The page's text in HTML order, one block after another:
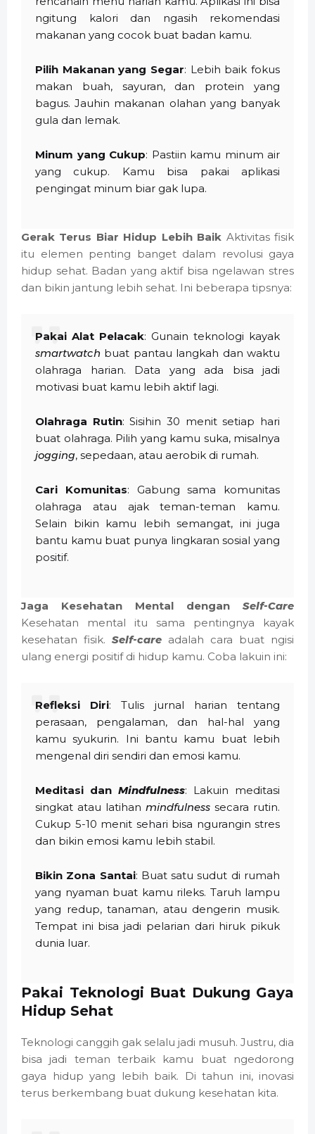
ngitung kalori dan ngasih rekomendasi
makanan yang cocok buat badan kamu.
Pilih Makanan yang Segar: Lebih baik fokus
makan buah, sayuran, dan protein yang
bagus. Jauhin makanan olahan yang banyak
gula dan lemak.
Minum yang Cukup: Pastiin kamu minum air
yang cukup. Kamu bisa pakai aplikasi
pengingat minum biar gak lupa.
Gerak Terus Biar Hidup Lebih Baik Aktivitas fisik
itu elemen penting banget dalam revolusi gaya
hidup sehat. Badan yang aktif bisa ngelawan stres
dan bikin jantung lebih sehat. Ini beberapa tipsnya:
Pakai Alat Pelacak: Gunain teknologi kayak
smartwatch buat pantau langkah dan waktu
olahraga harian. Data yang ada bisa jadi
motivasi buat kamu lebih aktif lagi.
Olahraga Rutin: Sisihin 30 menit setiap hari
buat olahraga. Pilih yang kamu suka, misalnya
jogging, sepedaan, atau aerobik di rumah.
Cari Komunitas: Gabung sama komunitas
olahraga atau ajak teman-teman kamu.
Selain bikin kamu lebih semangat, ini juga
bantu kamu buat punya lingkaran sosial yang
positif.
Jaga Kesehatan Mental dengan Self-Care
Kesehatan mental itu sama pentingnya kayak
kesehatan fisik. Self-care adalah cara buat ngisi
ulang energi positif di hidup kamu. Coba lakuin ini:
Refleksi Diri: Tulis jurnal harian tentang
perasaan, pengalaman, dan hal-hal yang
kamu syukurin. Ini bantu kamu buat lebih
mengenal diri sendiri dan emosi kamu.
Meditasi dan Mindfulness: Lakuin meditasi
singkat atau latihan mindfulness secara rutin.
Cukup 5-10 menit sehari bisa ngurangin stres
dan bikin emosi kamu lebih stabil.
Bikin Zona Santai: Buat satu sudut di rumah
yang nyaman buat kamu rileks. Taruh lampu
yang redup, tanaman, atau dengerin musik.
Tempat ini bisa jadi pelarian dari hiruk pikuk
dunia luar.
Pakai Teknologi Buat Dukung Gaya
Hidup Sehat
Teknologi canggih gak selalu jadi musuh. Justru, dia
bisa jadi teman terbaik kamu buat ngedorong
gaya hidup yang lebih baik. Di tahun ini, inovasi
terus berkembang buat dukung kesehatan kita.